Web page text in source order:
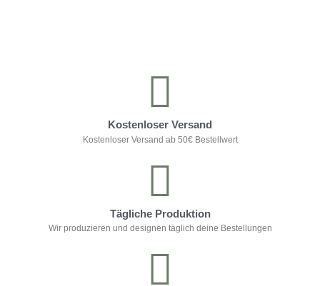
Kostenloser Versand
Kostenloser Versand ab 50€ Bestellwert
Tägliche Produktion
Wir produzieren und designen täglich deine Bestellungen